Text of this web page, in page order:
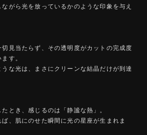
がら光を放っているかのような印象を与え
見当たらず、その透明度がカットの完成度
す。
な光は、まさにクリーンな結晶だけが到達
とき、感じるのは「静謐な熱」。
、肌にのせた瞬間に光の星座が生まれま